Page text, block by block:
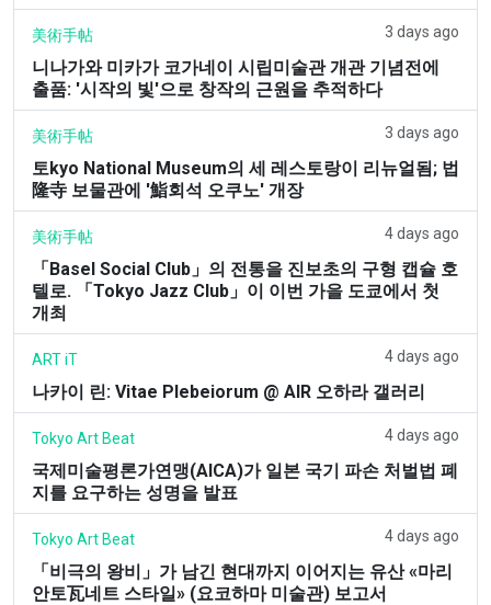
美術手帖 3 days ago
니나가와 미카가 코가네이 시립미술관 개관 기념전에
출품: '시작의 빛'으로 창작의 근원을 추적하다
美術手帖 3 days ago
토kyo National Museum의 세 레스토랑이 리뉴얼됨; 법
隆寺 보물관에 '鮨회석 오쿠노' 개장
美術手帖 4 days ago
「Basel Social Club」의 전통을 진보초의 구형 캡슐 호
텔로. 「Tokyo Jazz Club」이 이번 가을 도쿄에서 첫
개최
ART iT 4 days ago
나카이 린: Vitae Plebeiorum @ AIR 오하라 갤러리
Tokyo Art Beat 4 days ago
국제미술평론가연맹(AICA)가 일본 국기 파손 처벌법 폐
지를 요구하는 성명을 발표
Tokyo Art Beat 4 days ago
「비극의 왕비」가 남긴 현대까지 이어지는 유산 «마리
안토瓦네트 스타일» (요코하마 미술관) 보고서